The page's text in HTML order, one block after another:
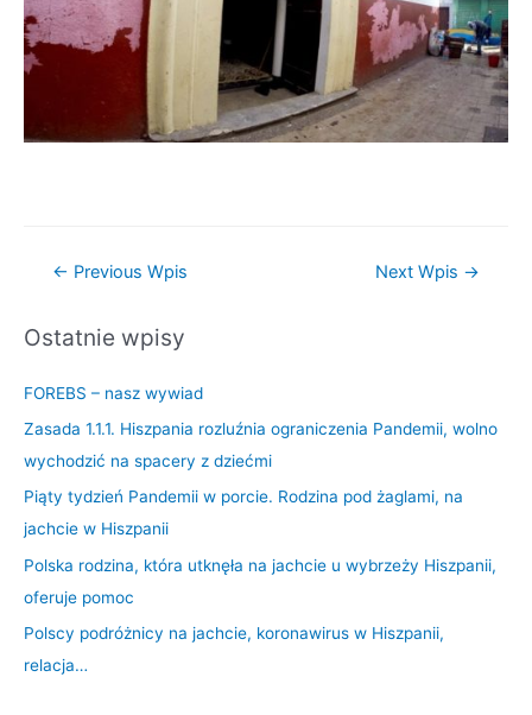
← Previous Wpis Next Wpis →
Ostatnie wpisy
FOREBS – nasz wywiad
Zasada 1.1.1. Hiszpania rozluźnia ograniczenia Pandemii, wolno
wychodzić na spacery z dziećmi
Piąty tydzień Pandemii w porcie. Rodzina pod żaglami, na
jachcie w Hiszpanii
Polska rodzina, która utknęła na jachcie u wybrzeży Hiszpanii,
oferuje pomoc
Polscy podróżnicy na jachcie, koronawirus w Hiszpanii,
relacja…